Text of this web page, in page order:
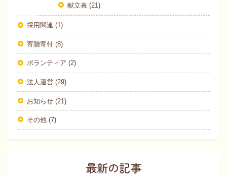
献立表 (21)
採用関連 (1)
寄贈寄付 (8)
ボランティア (2)
法人運営 (29)
お知らせ (21)
その他 (7)
最新の記事